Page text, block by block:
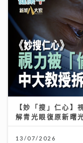
【妙「搜」仁心】
解青光眼復原新曙
13/07/2026